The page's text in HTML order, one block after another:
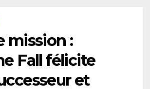
mission :
Fall félicite
et